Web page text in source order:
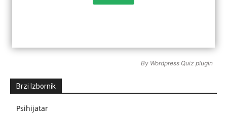
By Wordpress Quiz plugin
Brzi Izbornik
Psihijatar